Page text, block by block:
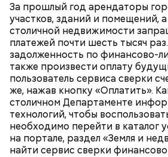
За прошлый год арендаторы
участков, зданий и помещений,
столичной недвижимости
платежей почти шесть тысяч
задолженность по финансово-
также произвести оплату
пользователь сервиса сверки
же, нажав кнопку «Оплатить».
столичном Департаменте
технологий, чтобы
необходимо перейти в каталог
на портале, раздел «Земля и
найти сервис сверки
— Маршрут затрагивает
районов. Таким образом, жители
смогут как отдыхать, так и
реализованным велополосам и
Небольшой деревянный дом
XIX века, предположительно, в
есть полуподвальный этаж,
под жилое помещение.
Топ-10
появились
зоопарке
Парк Горького
Более 40
теплоходов
речной